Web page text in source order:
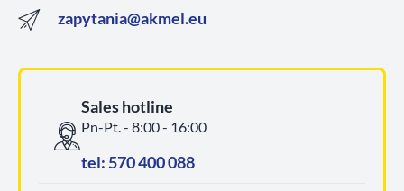
zapytania@akmel.eu
Sales hotline
Pn-Pt. - 8:00 - 16:00
tel: 570 400 088